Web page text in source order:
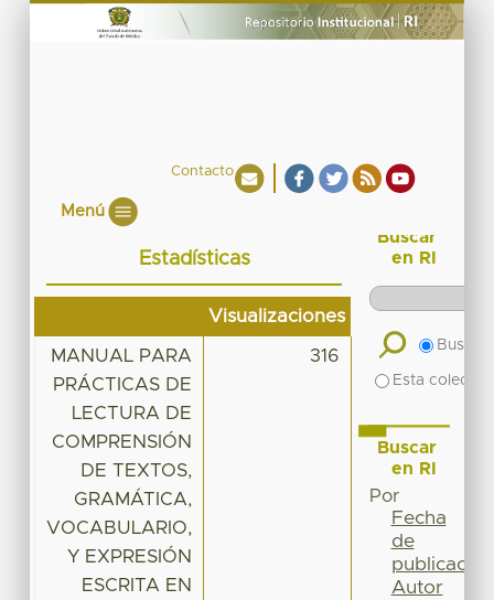
Contacto
Menú
Estadísticas
Visualizaciones
MANUAL PARA
PRÁCTICAS DE
LECTURA DE
COMPRENSIÓN
DE TEXTOS,
GRAMÁTICA,
VOCABULARIO,
Y EXPRESIÓN
ESCRITA EN
316
Buscar
en RI
Buscar
Esta
Buscar
en RI
Por
Fecha
de
publicación
Autor